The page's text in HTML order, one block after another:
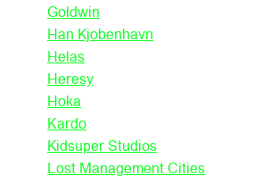
Goldwin
Han Kjobenhavn
Helas
Heresy
Hoka
Kardo
Kidsuper Studios
Lost Management Cities